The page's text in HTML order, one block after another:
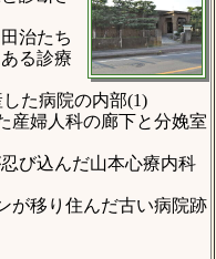
治たち
る診療
た病院の内部(1)
産婦人科の廊下と分娩室
び込んだ山本心療内科
が移り住んだ古い病院跡